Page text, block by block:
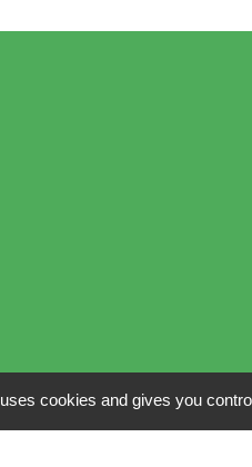
Liens
cookies and gives you